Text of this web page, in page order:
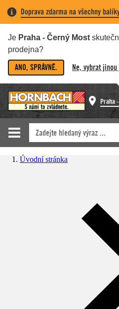
Doprava zdarma na všechny
Je Praha - Černý Most
prodejna?
ANO, SPRÁVNĚ. Ne, vybrat
Praha
Úvodní stránka